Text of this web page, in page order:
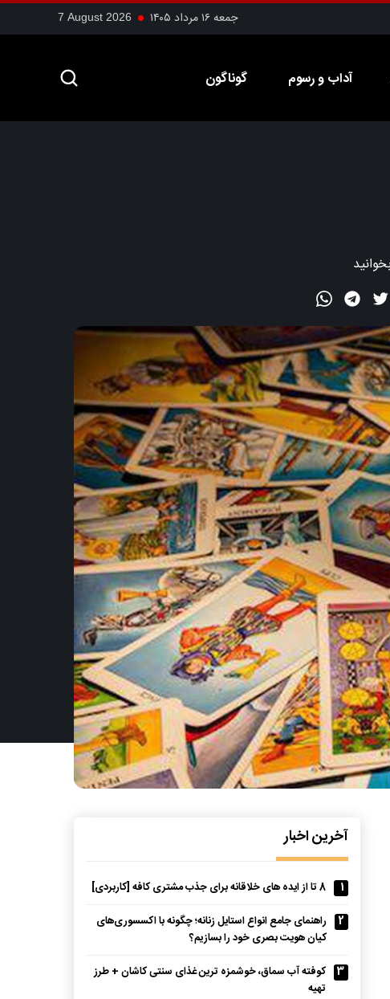
جمعه ۱۶ مرداد ۱۴۰۵ 7 August 2026
آداب و رسوم گوناگون
آخرین اخبار
1
8 تا از ایده های خلاقانه برای جذب مشتری کافه [کاربردی]
2
راهنمای جامع انواع استایل زنانه؛ چگونه با اکسسوری‌های
کیان هویت بصری خود را بسازیم؟
3
کوفته آب سماق، خوشمزه ترین غذای سنتی کاشان + طرز
تهیه